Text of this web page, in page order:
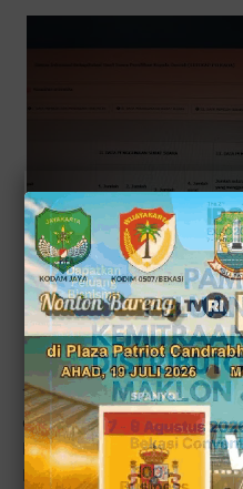
Tampak pendampingan
oleh beberapa struktur
Perjuangan Bekasi Jaya,
Bekasi Timur, Partai